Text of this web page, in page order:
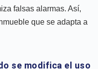
falsas alarmas. Así,
que se adapta a
se modifica el uso